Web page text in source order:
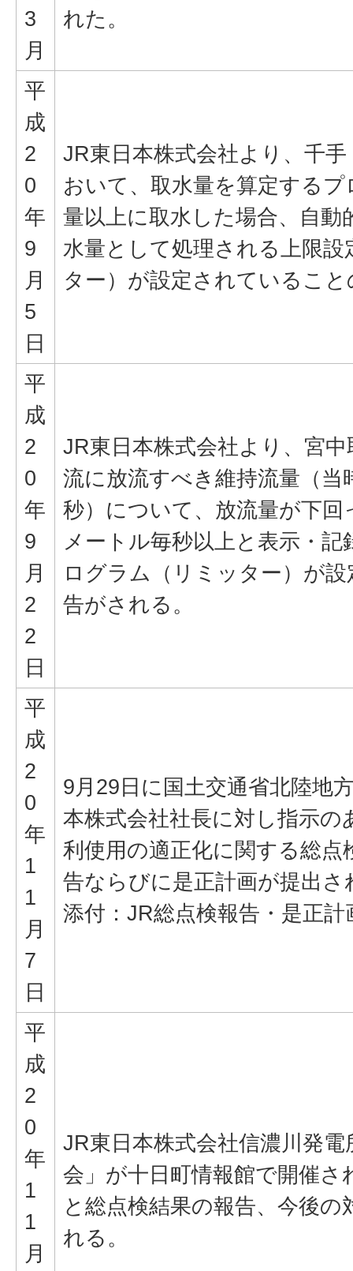
3
月
れた。
平
成
2
0
年
9
月
5
日
JR東日本株式会社より、千
おいて、取水量を算定する
量以上に取水した場合、自動
水量として処理される上限
ター）が設定されているこ
平
成
2
0
年
9
月
2
2
日
JR東日本株式会社より、宮
流に放流すべき維持流量（当
秒）について、放流量が下回
メートル毎秒以上と表示・
ログラム（リミッター）が
告がされる。
平
成
2
0
年
1
1
月
7
日
9月29日に国土交通省北陸地
本株式会社社長に対し指示
利使用の適正化に関する総
告ならびに是正計画が提出さ
添付：JR総点検報告・是正計
平
成
2
0
年
1
1
月
JR東日本株式会社信濃川発
会」が十日町情報館で開催さ
と総点検結果の報告、今後
れる。